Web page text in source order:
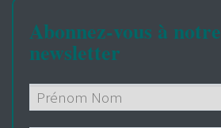
Abonnez-vous à notre
newsletter